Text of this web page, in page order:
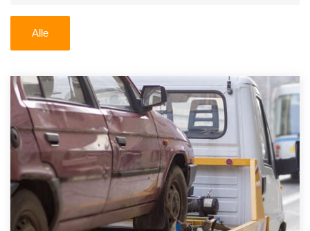
U kunt er ook voor kiezen om direct uw sloopauto te
verkopen en op te laten halen door de Sloopauto
Ophaaldienst van Autosloperijen.nl. Wij kunnen uw
auto gratis ophalen in Kaatsheuvel. Neem
telefonisch contact op of maak een terugbelafspraak.
Wilt u direct een tweedehands auto onderdelen
offerte aanvragen? Dat kan via de Onderdelenlijn! Vul
uw kenteken in en druk op verzenden.
Alle